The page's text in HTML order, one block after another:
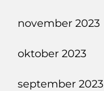
november 2023
oktober 2023
september 2023